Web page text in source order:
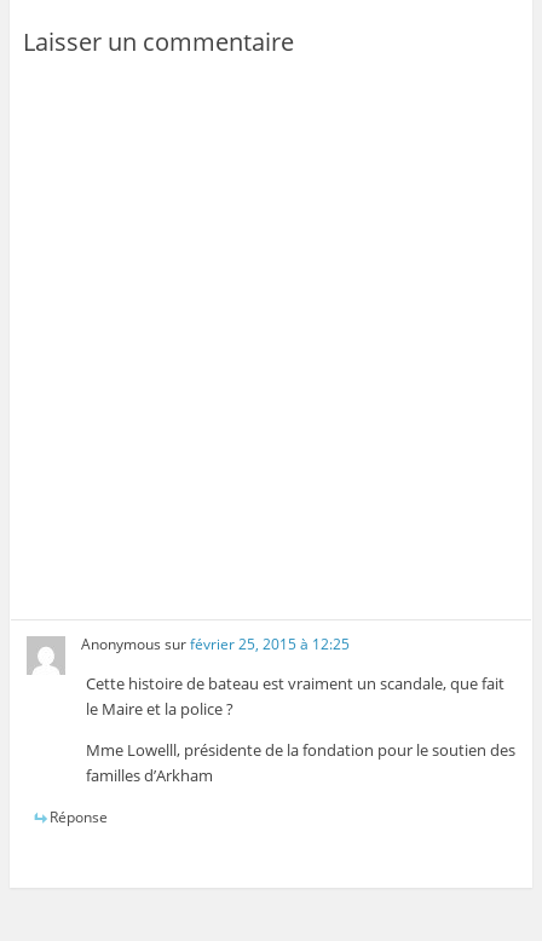
Laisser un commentaire
Anonymous surfévrier 25, 2015 à 12:25
Cette histoire de bateau est vraiment un scandale, que fait
le Maire et la police ?
Mme Lowelll, présidente de la fondation pour le soutien des
familles d’Arkham
Réponse